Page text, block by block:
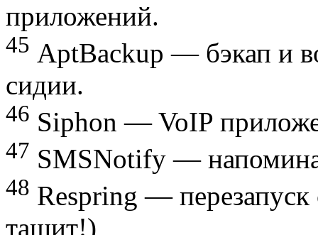
приложений.
45 AptBackup — бэкап и
сидии.
46 Siphon — VoIP
47 SMSNotify —
48 Respring —
тащит!)